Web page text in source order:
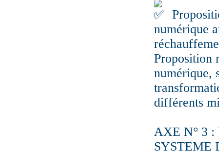
numérique
Proposition
numérique,
différents
AXE N° 3 :
SYSTEME